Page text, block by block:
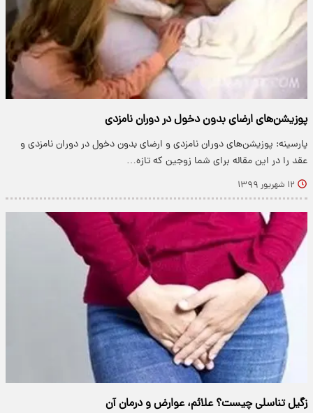
پوزیشن‌های ارضای بدون دخول در دوران نامزدی
پارسینه: پوزیشن‌های دوران نامزدی و ارضای بدون دخول در دوران نامزدی و
عقد را در این مقاله برای شما زوجین که تازه…
۱۲ شهریور ۱۳۹۹
زگیل تناسلی چیست؟ علائم، عوارض و درمان آن